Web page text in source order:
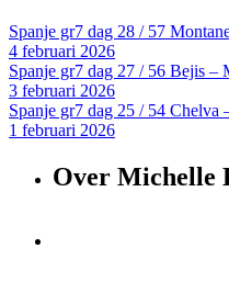
Spanje gr7 dag 28 / 57
4 februari 2026
Spanje gr7 dag 27 / 56 Bejis –
3 februari 2026
Spanje gr7 dag 25 / 54 Chelva
1 februari 2026
Over Michelle